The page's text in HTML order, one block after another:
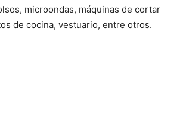
microondas, máquinas de cortar
de cocina, vestuario, entre otros.